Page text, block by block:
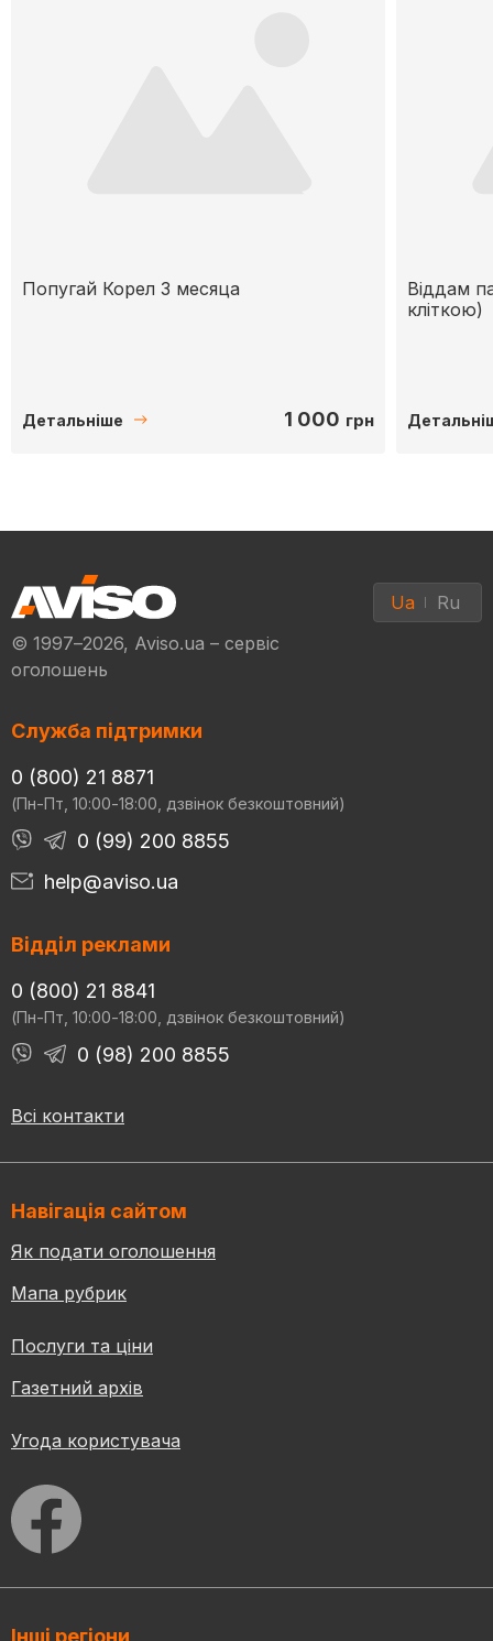
Попугай Корел 3 месяца
Детальніше 1 000 грн
Віддам
кліткою)
© 1997–2026, Aviso.ua – сервіс
оголошень
Ua Ru
Служба підтримки
0 (800) 21 8871
(Пн-Пт, 10:00-18:00, дзвінок безкоштовний)
0 (99) 200 8855
help@aviso.ua
Відділ реклами
0 (800) 21 8841
(Пн-Пт, 10:00-18:00, дзвінок безкоштовний)
0 (98) 200 8855
Всі контакти
Навігація сайтом
Як подати оголошення
Мапа рубрик
Послуги та ціни
Газетний архів
Угода користувача
Інші регіони